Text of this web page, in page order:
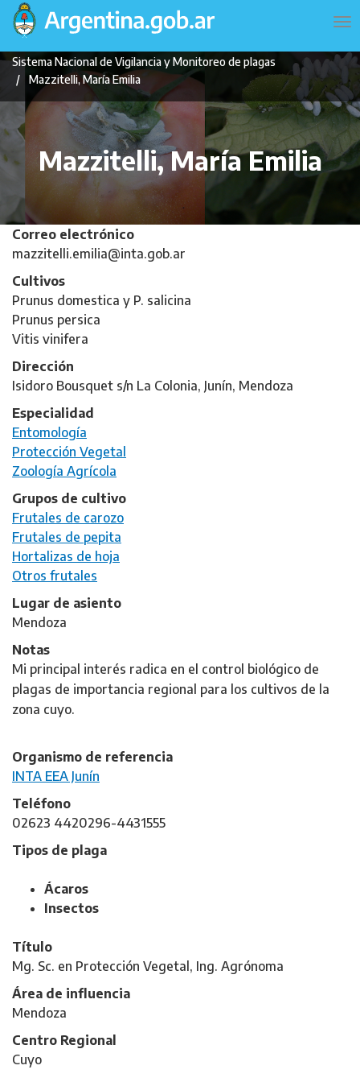
Pasar
contenido
principal
Navegación
principal
Sistema Nacional de Vigilancia y Monitoreo de plagas
Mazzitelli, María Emilia
Mazzitelli, María Emilia
Correo electrónico
mazzitelli.emilia@inta.gob.ar
Cultivos
Prunus domestica y P. salicina
Prunus persica
Vitis vinifera
Dirección
Isidoro Bousquet s/n La Colonia, Junín, Mendoza
Especialidad
Entomología
Protección Vegetal
Zoología Agrícola
Grupos de cultivo
Frutales de carozo
Frutales de pepita
Hortalizas de hoja
Otros frutales
Lugar de asiento
Mendoza
Notas
Mi principal interés radica en el control biológico de
plagas de importancia regional para los cultivos de la
zona cuyo.
Organismo de referencia
INTA EEA Junín
Teléfono
02623 4420296-4431555
Tipos de plaga
Ácaros
Insectos
Título
Mg. Sc. en Protección Vegetal, Ing. Agrónoma
Área de influencia
Mendoza
Centro Regional
Cuyo